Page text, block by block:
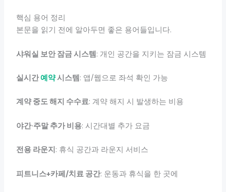
핵심 용어 정리
본문을 읽기 전에 알아두면 좋은 용어들입니다.
샤워실 보안 잠금 시스템 : 개인 공간을 지키는 잠금 시스템
실시간예약시스템 : 앱/웹으로 좌석 확인 가능
계약 중도 해지 수수료: 계약 해지 시 발생하는 비용
야간·주말 추가 비용: 시간대별 추가 요금
전용 라운지 : 휴식 공간과 라운지 서비스
피트니스+카페/치료 공간: 운동과 휴식을 한 곳에